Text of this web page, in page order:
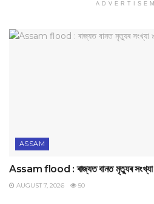
ASSAM
Assam flood : ৰাজ্যত বানত মৃত্যুৰ সংখ্যা
AUGUST 7, 2026 50